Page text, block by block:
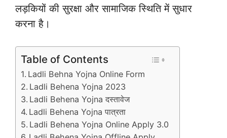
लड़कियों की सुरक्षा और सामाजिक स्थिति में सुधार
करना है।
Table of Contents
Ladli Behna Yojna Online Form
Ladli Behena Yojna 2023
Ladli Behena Yojna दस्तावेज
Ladli Behena Yojna पात्रता
Ladli Behena Yojna Online Apply 3.0